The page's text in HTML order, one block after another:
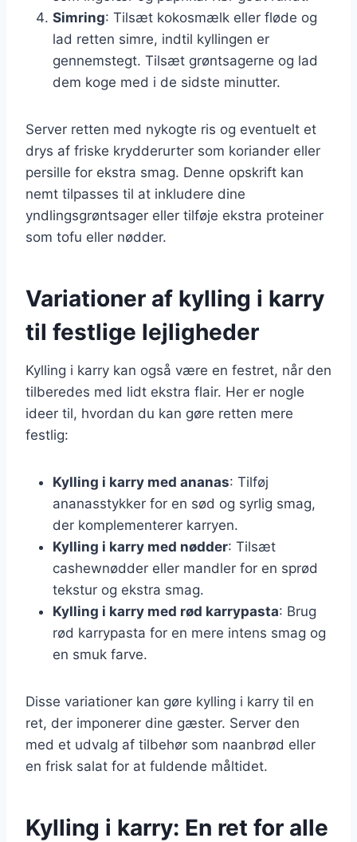
Simring: Tilsæt kokosmælk eller fløde og
lad retten simre, indtil kyllingen er
gennemstegt. Tilsæt grøntsagerne og lad
dem koge med i de sidste minutter.
Server retten med nykogte ris og eventuelt et
drys af friske krydderurter som koriander eller
persille for ekstra smag. Denne opskrift kan
nemt tilpasses til at inkludere dine
yndlingsgrøntsager eller tilføje ekstra proteiner
som tofu eller nødder.
Variationer af kylling i karry
til festlige lejligheder
Kylling i karry kan også være en festret, når den
tilberedes med lidt ekstra flair. Her er nogle
ideer til, hvordan du kan gøre retten mere
festlig:
Kylling i karry med ananas: Tilføj
ananasstykker for en sød og syrlig smag,
der komplementerer karryen.
Kylling i karry med nødder: Tilsæt
cashewnødder eller mandler for en sprød
tekstur og ekstra smag.
Kylling i karry med rød karrypasta: Brug
rød karrypasta for en mere intens smag og
en smuk farve.
Disse variationer kan gøre kylling i karry til en
ret, der imponerer dine gæster. Server den
med et udvalg af tilbehør som naanbrød eller
en frisk salat for at fuldende måltidet.
Kylling i karry: En ret for alle